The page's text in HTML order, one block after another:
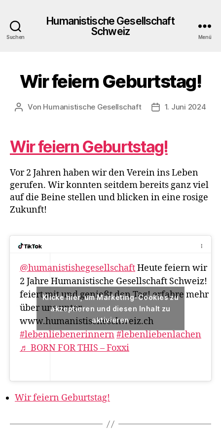
Suchen
Humanistische Gesellschaft
Schweiz
Menü
Kategorien
Wir feiern Geburtstag!
Beitragsautor
Von Humanistische Gesellschaft 1. Juni 2024
Wir feiern Geburtstag!
Vor 2 Jahren haben wir den Verein ins Leben
gerufen. Wir konnten seitdem bereits ganz viel
auf die Beine stellen und blicken in eine rosige
Zukunft!
@humanistishegesellschaftHeute feiern wir
2 Jahre Humanistische Gesellschaft Schweiz!
feiert mit und genießt den Tag! erfahre mehr
über uns unter
www.humanistischeschweiz.ch
#lebenliebenerinnern #lebenliebenlachen
♬ BORN FOR THIS – Foxxi
Klicke hier, um Marketing-Cookies zu
akzeptieren und diesen Inhalt zu
aktivieren
Wir feiern Geburtstag!